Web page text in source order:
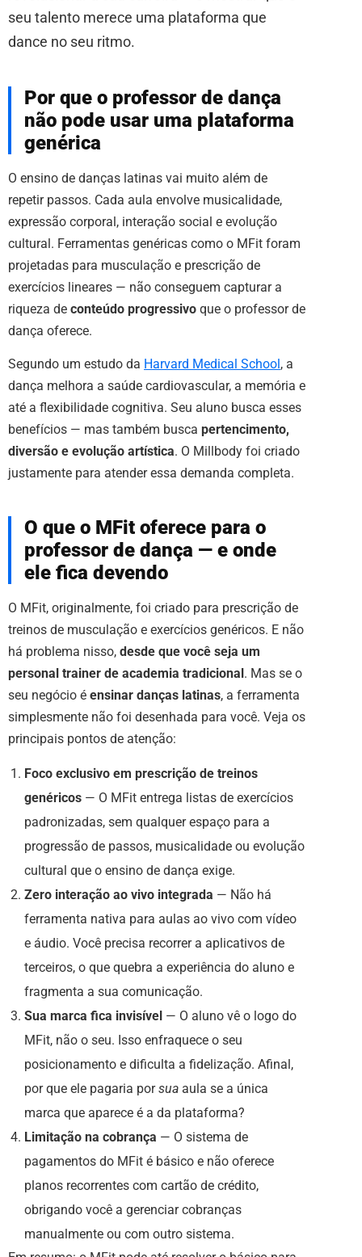
seu talento merece uma plataforma que
dance no seu ritmo.
Por que o professor de dança
não pode usar uma plataforma
genérica
O ensino de danças latinas vai muito além de
repetir passos. Cada aula envolve musicalidade,
expressão corporal, interação social e evolução
cultural. Ferramentas genéricas como o MFit foram
projetadas para musculação e prescrição de
exercícios lineares — não conseguem capturar a
riqueza de conteúdo progressivo que o professor de
dança oferece.
Segundo um estudo da Harvard Medical School , a
dança melhora a saúde cardiovascular, a memória e
até a flexibilidade cognitiva. Seu aluno busca esses
benefícios — mas também busca pertencimento,
diversão e evolução artística. O Millbody foi criado
justamente para atender essa demanda completa.
O que o MFit oferece para o
professor de dança — e onde
ele fica devendo
O MFit, originalmente, foi criado para prescrição de
treinos de musculação e exercícios genéricos. E não
há problema nisso, desde que você seja um
personal trainer de academia tradicional . Mas se o
seu negócio é ensinar danças latinas, a ferramenta
simplesmente não foi desenhada para você. Veja os
principais pontos de atenção:
Foco exclusivo em prescrição de treinos
genéricos — O MFit entrega listas de exercícios
padronizadas, sem qualquer espaço para a
progressão de passos, musicalidade ou evolução
cultural que o ensino de dança exige.
Zero interação ao vivo integrada — Não há
ferramenta nativa para aulas ao vivo com vídeo
e áudio. Você precisa recorrer a aplicativos de
terceiros, o que quebra a experiência do aluno e
fragmenta a sua comunicação.
Sua marca fica invisível — O aluno vê o logo do
MFit, não o seu. Isso enfraquece o seu
posicionamento e dificulta a fidelização. Afinal,
por que ele pagaria porsua aula se a única
marca que aparece é a da plataforma?
Limitação na cobrança — O sistema de
pagamentos do MFit é básico e não oferece
planos recorrentes com cartão de crédito,
obrigando você a gerenciar cobranças
manualmente ou com outro sistema.